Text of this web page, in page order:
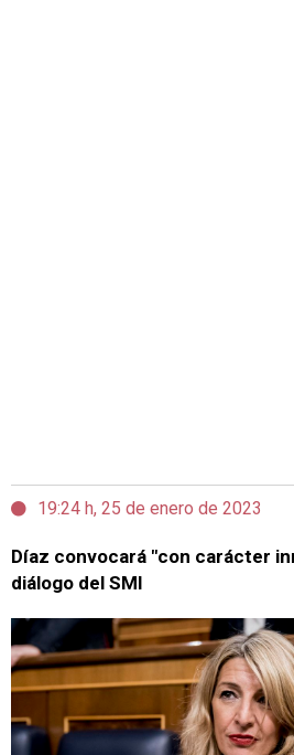
19:24 h, 25 de enero de 2023
Díaz convocará "con carácter
diálogo del SMI